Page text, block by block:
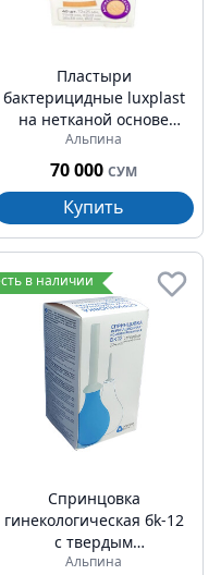
Пластыри
бактерицидные luxplast
на нетканой основе
универсальные №40
Альпина
70 000 СУМ
Купить
в наличии
Спринцовка
гинекологическая бk-12
с твердым
наконечником (224мл)
Альпина